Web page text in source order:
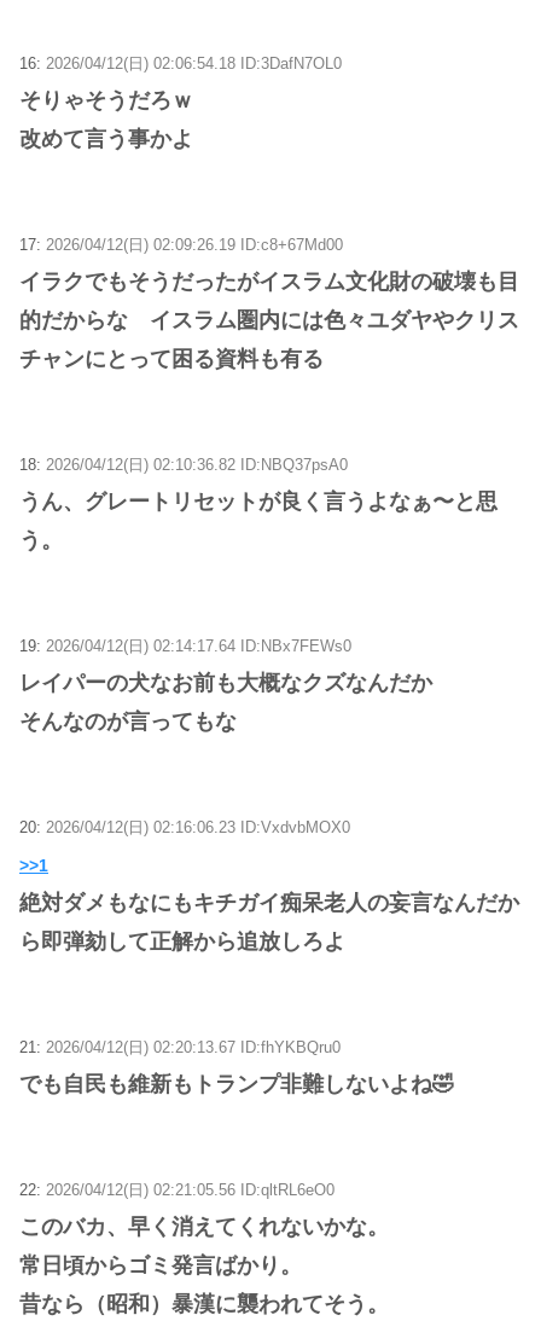
16: 2026/04/12(日) 02:06:54.18 ID:3DafN7OL0
そりゃそうだろｗ
改めて言う事かよ
17: 2026/04/12(日) 02:09:26.19 ID:c8+67Md00
イラクでもそうだったがイスラム文化財の破壊も目
的だからな イスラム圏内には色々ユダヤやクリス
チャンにとって困る資料も有る
18: 2026/04/12(日) 02:10:36.82 ID:NBQ37psA0
うん、グレートリセットが良く言うよなぁ〜と思
う。
19: 2026/04/12(日) 02:14:17.64 ID:NBx7FEWs0
レイパーの犬なお前も大概なクズなんだか
そんなのが言ってもな
20: 2026/04/12(日) 02:16:06.23 ID:VxdvbMOX0
>>1
絶対ダメもなにもキチガイ痴呆老人の妄言なんだか
ら即弾劾して正解から追放しろよ
21: 2026/04/12(日) 02:20:13.67 ID:fhYKBQru0
でも自民も維新もトランプ非難しないよね🤣
22: 2026/04/12(日) 02:21:05.56 ID:qltRL6eO0
このバカ、早く消えてくれないかな。
常日頃からゴミ発言ばかり。
昔なら（昭和）暴漢に襲われてそう。